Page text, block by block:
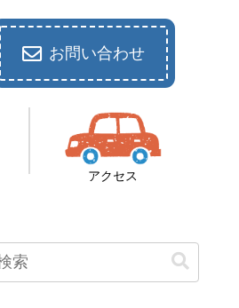
お問い合わせ
アクセス